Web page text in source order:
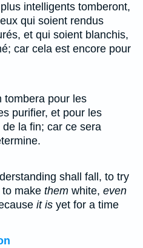
intelligents tomberont,
qui soient rendus
et qui soient blanchis,
car cela est encore pour
tombera pour les
purifier, et pour les
la fin; car ce sera
shall fall, to try
make them white, even
it is yet for a time